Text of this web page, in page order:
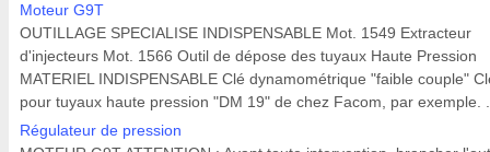
Moteur G9T
OUTILLAGE SPECIALISE INDISPENSABLE Mot. 1549 Extracteur
d'injecteurs Mot. 1566 Outil de dépose des tuyaux Haute Pression
MATERIEL INDISPENSABLE Clé dynamométrique "faible couple"
pour tuyaux haute pression "DM 19" de chez Facom, par exemple.
Régulateur de pression